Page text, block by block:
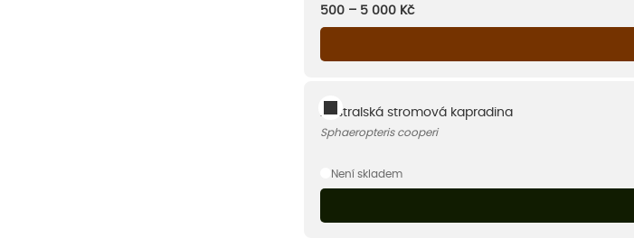
500 – 5 000 Kč
Australská stromová kapradina
Sphaeropteris cooperi
Není skladem